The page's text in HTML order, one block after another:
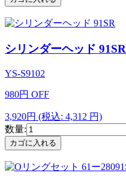
シリンダーヘッド 91SR
YS-S9102
980円 OFF
3,920円 (税込: 4,312 円)
数量: